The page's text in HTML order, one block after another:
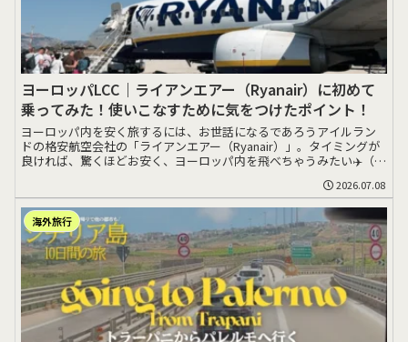
ヨーロッパLCC｜ライアンエアー（Ryanair）に初めて
乗ってみた！使いこなすために気をつけたポイント！
ヨーロッパ内を安く旅するには、お世話になるであろうアイルラン
ドの格安航空会社の「ライアンエアー（Ryanair）」。タイミングが
良ければ、驚くほどお安く、ヨーロッパ内を飛べちゃうみたい✈️（し
2026.07.08
海外旅行